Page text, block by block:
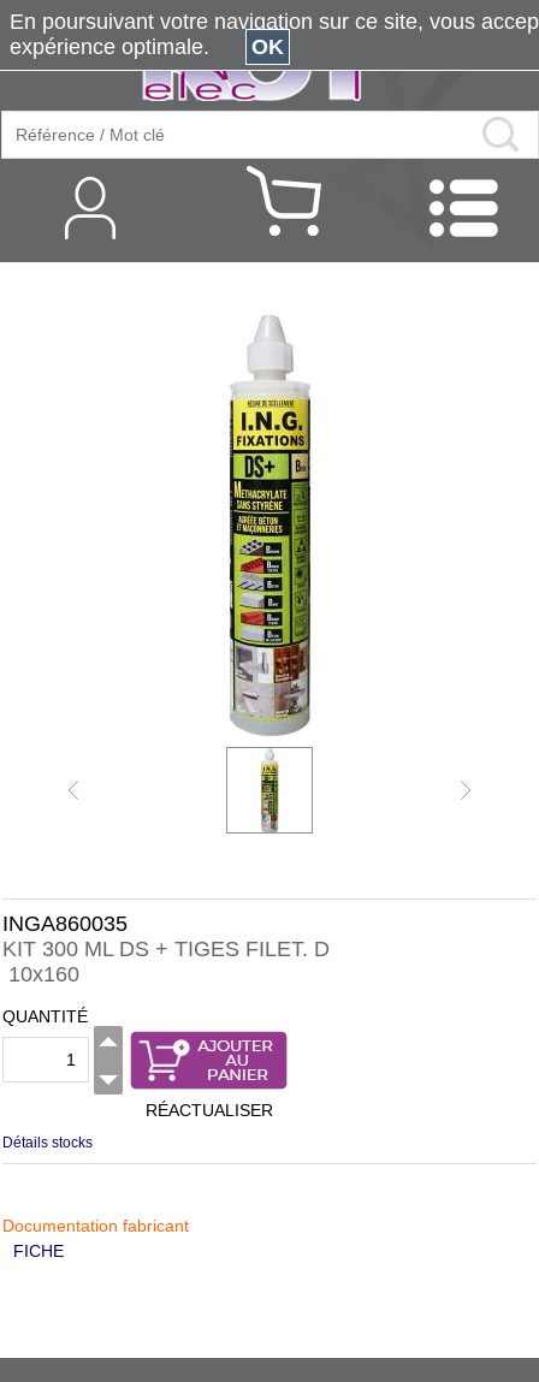
INGA860035
KIT 300 ML DS + TIGES FILET. D
10x160
QUANTITÉ
RÉACTUALISER
Détails stocks
Documentation fabricant
FICHE
En poursuivant votre navigation sur ce site, vous
expérience optimale.
OK